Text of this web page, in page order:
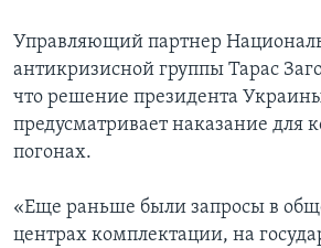
Управляющий партнер
антикризисной группы Тарас
что решение президента
предусматривает наказание для
погонах.
«Еще раньше были запросы в
центрах комплектации, на